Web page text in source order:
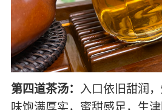
第四道茶汤： 入口依旧甜润
味饱满厚实，蜜甜感足，生